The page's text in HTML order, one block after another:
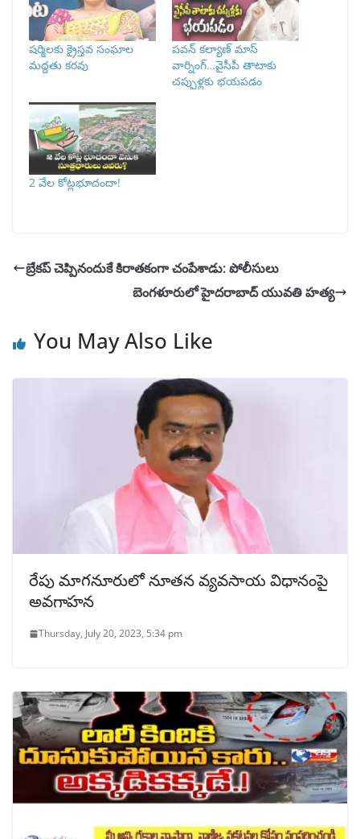
షర్మిలకు క్రైస్తవ సంఘాల
మద్దతు కరవు
పవన్‌ కల్యాణ్ మాస్
వార్నింగ్…వైసీపీ తాటాకు
చప్పుళ్లకు భయపడం
2 వేల కోట్లభూదందా!
బ్రేకప్ చెప్పినందుకే కిరాతకంగా చంపేశాడు: పోలీసులు
బెంగళూరులో హైదరాబాద్ యువతి హత్య
You May Also Like
రేపు మాగనూరులో నూతన వ్యవసాయ విధానంపై
అవగాహన
Thursday, July 20, 2023, 5:34 pm